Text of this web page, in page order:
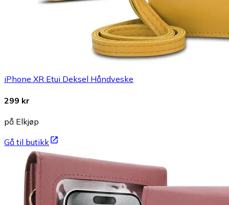
iPhone XR Etui Deksel Håndveske
299 kr
på Elkjøp
Gå til butikk